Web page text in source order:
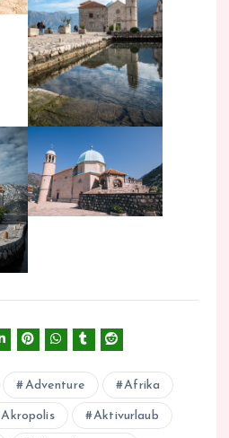
Adventure Afrika
Akropolis Aktivurlaub